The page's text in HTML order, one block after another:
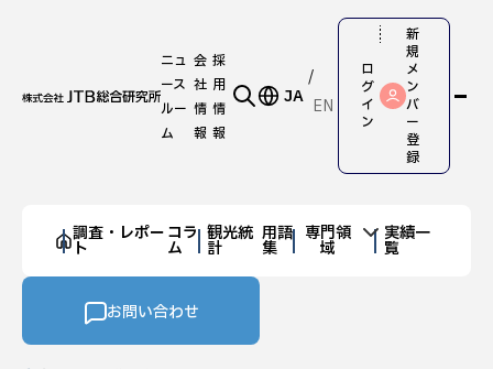
ニュ
ース
ルー
ム
会
社
情
報
採
用
情
報
JA EN
ロ
グ
イ
ン
新
規
メ
ン
バ
ー
登
録
調査・レポー
ト
コラ
ム
観光統
計
用語
集
専門領
域
実績一
覧
お問い合わせ